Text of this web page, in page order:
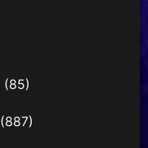
(85)
(887)